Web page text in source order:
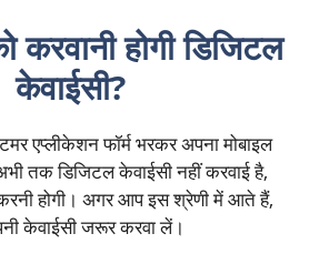
होगी डिजिटल
केवाईसी?
एप्लीकेशन फॉर्म भरकर अपना मोबाइल
तक डिजिटल केवाईसी नहीं करवाई है,
करनी होगी। अगर आप इस श्रेणी में आते हैं,
केवाईसी जरूर करवा लें।